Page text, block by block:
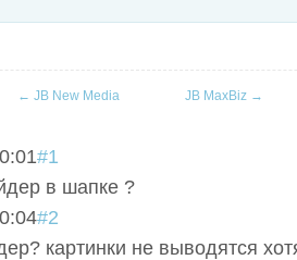
← JB New Media JB MaxBiz →
#1
в шапке ?
#2
картинки не выводятся